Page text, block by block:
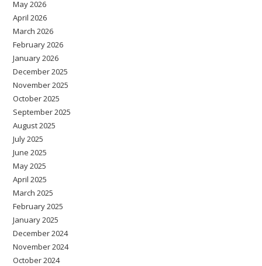
May 2026
April 2026
March 2026
February 2026
January 2026
December 2025
November 2025
October 2025
September 2025
August 2025
July 2025
June 2025
May 2025
April 2025
March 2025
February 2025
January 2025
December 2024
November 2024
October 2024